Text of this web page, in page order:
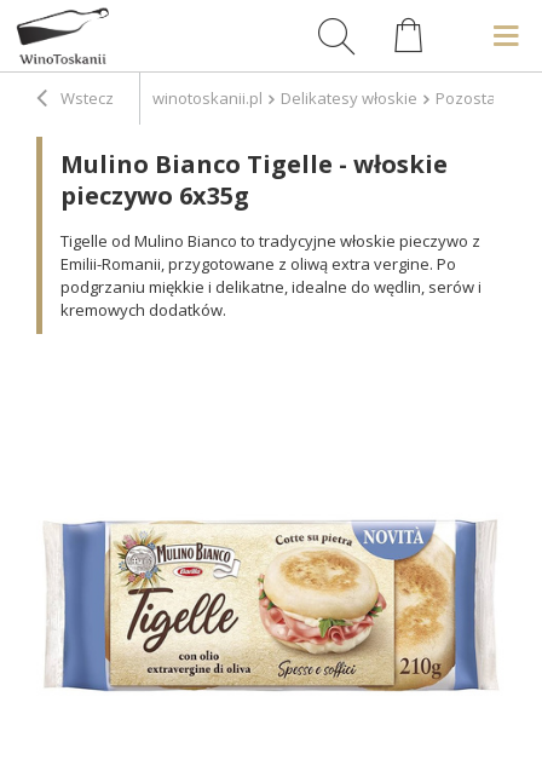
Wstecz winotoskanii.pl Delikatesy włoskie Pozostałe
Mulino Bianco Tigelle - włoskie
pieczywo 6x35g
Tigelle od Mulino Bianco to tradycyjne włoskie pieczywo z
Emilii-Romanii, przygotowane z oliwą extra vergine. Po
podgrzaniu miękkie i delikatne, idealne do wędlin, serów i
kremowych dodatków.